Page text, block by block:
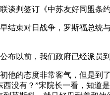
谈判签订《中苏友好同盟条约
结束对日战争，罗斯福总
布以前，我们政府已经派员
他的态度非常客气，但是
没有？”宋院长一看，知